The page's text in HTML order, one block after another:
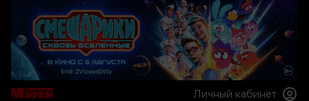
Личный кабинет